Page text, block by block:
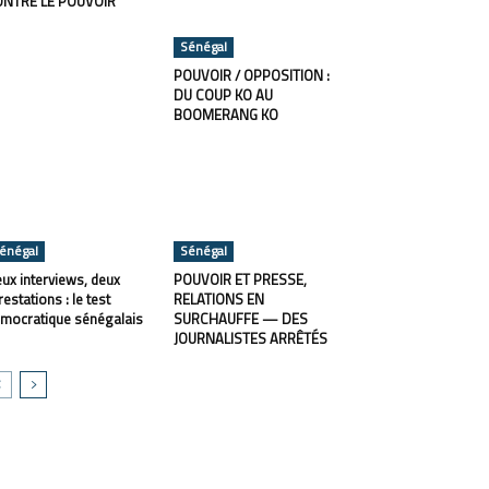
Sénégal
POUVOIR / OPPOSITION :
DU COUP KO AU
BOOMERANG KO
interviews, deux
: le test
sénégalais
Sénégal
POUVOIR ET PRESSE,
RELATIONS EN
SURCHAUFFE — DES
JOURNALISTES ARRÊTÉS